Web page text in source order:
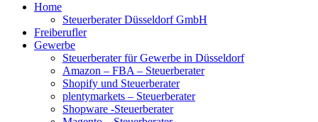
Home
Steuerberater Düsseldorf GmbH
Freiberufler
Gewerbe
Steuerberater für Gewerbe in Düsseldorf
Amazon – FBA – Steuerberater
Shopify und Steuerberater
plentymarkets – Steuerberater
Shopware -Steuerberater